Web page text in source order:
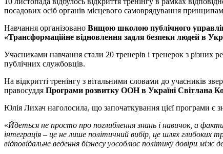
посадових осіб органів місцевого самоврядування
Навчання організовано Вищою школою публічного
«Трансформаційне відновлення задля безпеки людей в
Учасниками навчання стали 20 тренерів і тренерок з різних
публічних службовців.
На відкритті тренінгу з вітальними словами до учасників
правосуддя Програми розвитку ООН в Україні Світлана
Юлія Лихач наголосила, що започаткування цієї програми є
«Йдеться не просто про поглиблення знань і навичок, а
інтеграція – це не лише політичний вибір, це шлях глибоких
відповідальне ведення бізнесу уособлює політику довіри